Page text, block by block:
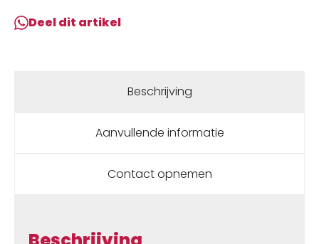
aantalDeel dit artikel
Beschrijving
Aanvullende informatie
Contact opnemen